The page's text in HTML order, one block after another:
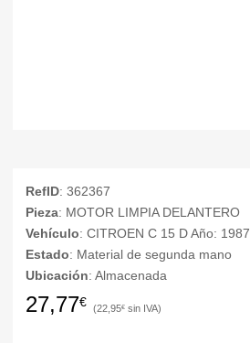
RefID: 362367
Pieza: MOTOR LIMPIA DELANTERO
Vehículo: CITROEN C 15 D Año: 1987
Estado: Material de segunda mano
Ubicación: Almacenada
27,77€ 22,95€